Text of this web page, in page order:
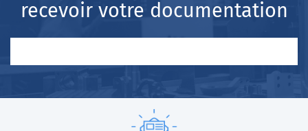
recevoir votre documentation